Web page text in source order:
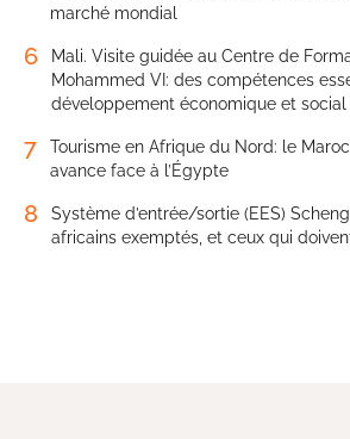
marché mondial
6
Mali. Visite guidée au Centre de
Mohammed VI: des compétences
développement économique et
7
Tourisme en Afrique du Nord: le
avance face à l’Égypte
8
Système d’entrée/sortie (EES)
africains exemptés, et ceux qui